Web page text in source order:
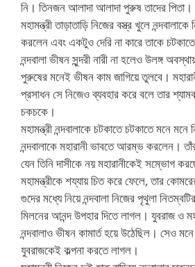
নি। তিনজন আলাদা আলাদা পুরুষ তাদের পিতা।
মহামন্ত্রী তাড়াতাড়ি নিজের বস্ত্র খুলে
করলেন এবং একটুও দেরি না কারে তাকে
নন্দবালা ভীষন সুন্দরী নারী না হলেও উলঙ্গ
পুরুষের মনেই ভীষন কাম জাগিয়ে তুলবে।
প্রসাধন সে নিজেও ব্যবহার করে বলে তার
চকচকে।
মহামন্ত্রী নন্দবালাকে চটকাতে চটকাতে মনে
নন্দবালাকে মহারানী ভাবতে আরম্ভ করলেন।
যেন তিনি দাসীকে নয় মহারানীকেই সম্ভোগ
মহামন্ত্রীকে শয্যায় চিত করে ফেলে, তার
গুদের মধ্যে নিয়ে নন্দবালা নিজের পৃথুলা
মিলনের আনন্দ উপহার দিতে লাগল। যুবরাজ ও
নন্দবালাও ভীষন কামার্ত হয়ে উঠেছিল। সেও মনে
যুবরাজকেই কল্পনা করতে লাগল।